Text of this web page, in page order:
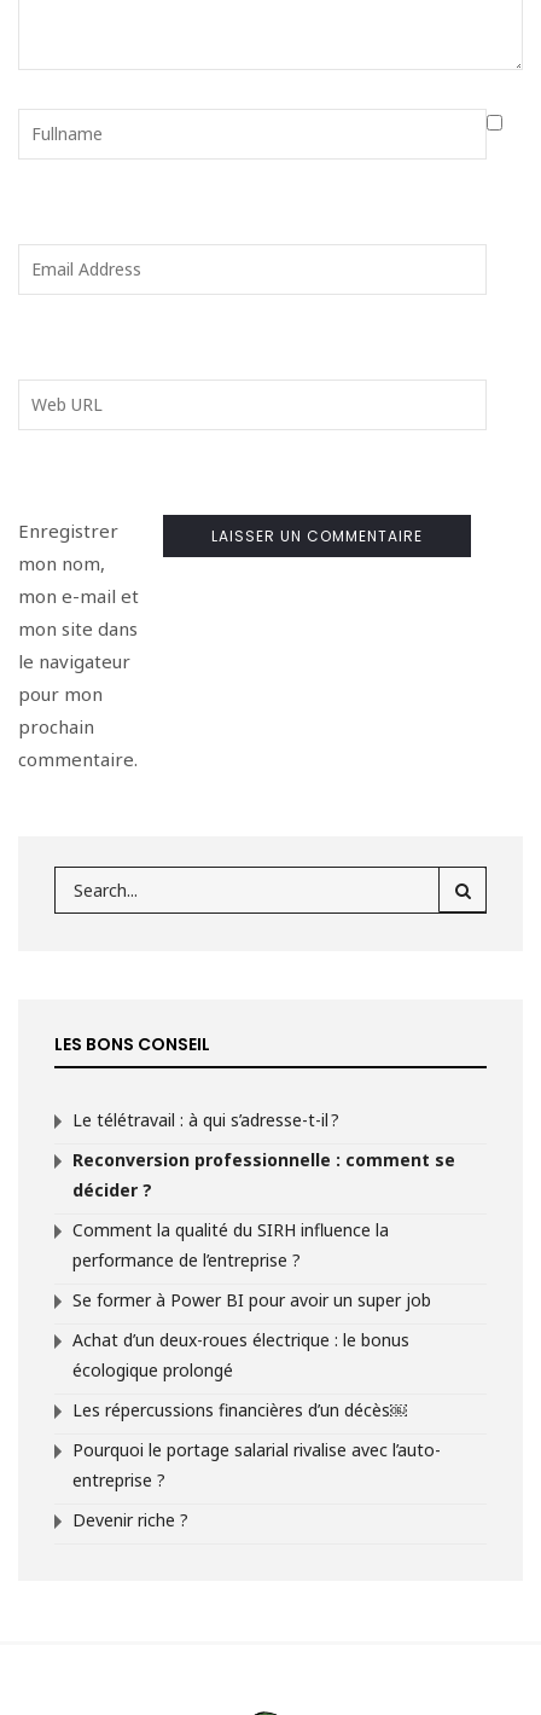
Enregistrer
mon nom,
mon e-mail et
mon site dans
le navigateur
pour mon
prochain
commentaire.
LES BONS CONSEIL
Le télétravail : à qui s’adresse-t-il ?
Reconversion professionnelle : comment se
décider ?
Comment la qualité du SIRH influence la
performance de l’entreprise ?
Se former à Power BI pour avoir un super job
Achat d’un deux-roues électrique : le bonus
écologique prolongé
Les répercussions financières d’un décès￼
Pourquoi le portage salarial rivalise avec l’auto-
entreprise ?
Devenir riche ?